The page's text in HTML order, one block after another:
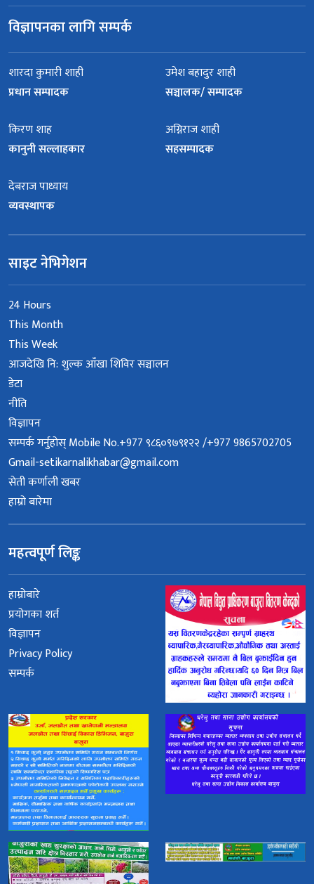
विज्ञापनका लागि सम्पर्क
शारदा कुमारी शाही
प्रधान सम्पादक
उमेश बहादुर शाही
सञ्चालक/ सम्पादक
किरण शाह
कानुनी सल्लाहकार
अग्निराज शाही
सहसम्पादक
देबराज पाध्याय
व्यवस्थापक
साइट नेभिगेशन
24 Hours
This Month
This Week
आजदेखि नि: शुल्क आँखा शिविर सञ्चालन
डेटा
नीति
विज्ञापन
सम्पर्क गर्नुहोस् Mobile No.+977 ९८६०९७९१२२ /+977 9865702705
Gmail-setikarnalikhabar@gmail.com
सेती कर्णाली खबर
हाम्रो बारेमा
महत्वपूर्ण लिङ्क
हाम्रोबारे
प्रयोगका शर्त
विज्ञापन
Privacy Policy
सम्पर्क